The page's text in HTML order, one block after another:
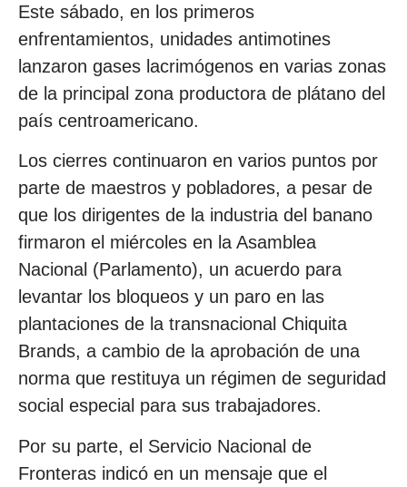
Este sábado, en los primeros
enfrentamientos, unidades antimotines
lanzaron gases lacrimógenos en varias zonas
de la principal zona productora de plátano del
país centroamericano.
Los cierres continuaron en varios puntos por
parte de maestros y pobladores, a pesar de
que los dirigentes de la industria del banano
firmaron el miércoles en la Asamblea
Nacional (Parlamento), un acuerdo para
levantar los bloqueos y un paro en las
plantaciones de la transnacional Chiquita
Brands, a cambio de la aprobación de una
norma que restituya un régimen de seguridad
social especial para sus trabajadores.
Por su parte, el Servicio Nacional de
Fronteras indicó en un mensaje que el